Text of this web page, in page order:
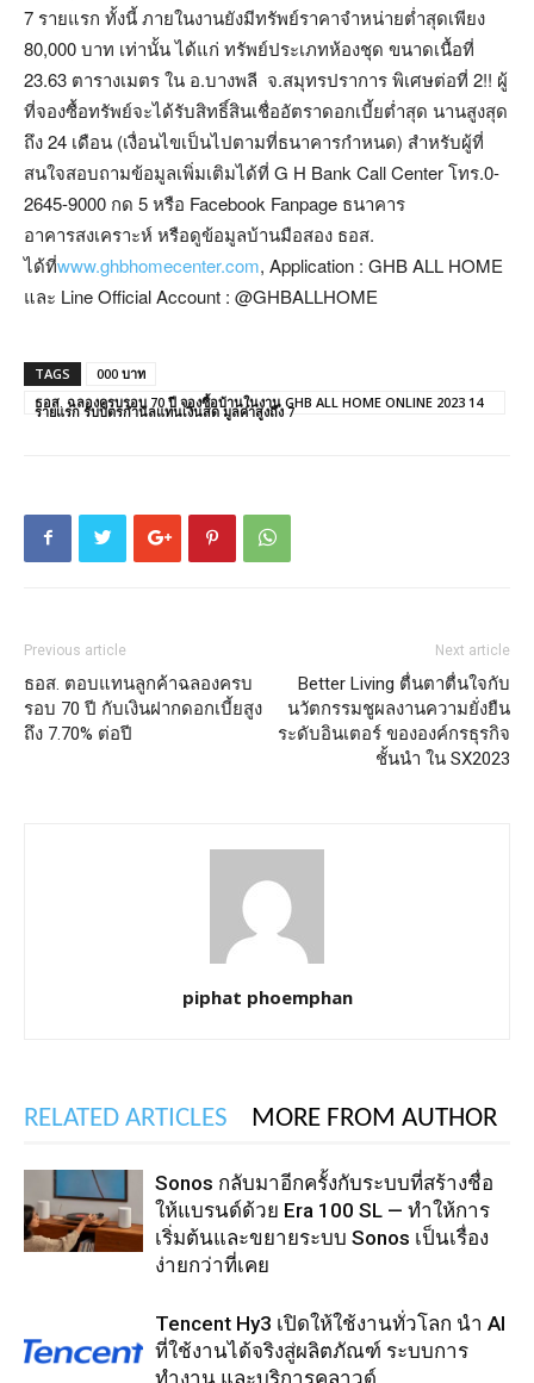
7 รายแรก ทั้งนี้ ภายในงานยังมีทรัพย์ราคาจำหน่ายต่ำสุดเพียง
80,000 บาท เท่านั้น ได้แก่ ทรัพย์ประเภทห้องชุด ขนาดเนื้อที่
23.63 ตารางเมตร ใน อ.บางพลี จ.สมุทรปราการ พิเศษต่อที่ 2!! ผู้
ที่จองซื้อทรัพย์จะได้รับสิทธิ์สินเชื่ออัตราดอกเบี้ยต่ำสุด นานสูงสุด
ถึง 24 เดือน (เงื่อนไขเป็นไปตามที่ธนาคารกำหนด) สำหรับผู้ที่
สนใจสอบถามข้อมูลเพิ่มเติมได้ที่ G H Bank Call Center โทร.0-
2645-9000 กด 5 หรือ Facebook Fanpage ธนาคาร
อาคารสงเคราะห์ หรือดูข้อมูลบ้านมือสอง ธอส.
ได้ที่www.ghbhomecenter.com, Application : GHB ALL HOME
และ Line Official Account : @GHBALLHOME
TAGS
000 บาท
ธอส. ฉลองครบรอบ 70 ปี จองซื้อบ้านในงาน GHB ALL HOME ONLINE 2023 14
รายแรก รับบัตรกำนัลแทนเงินสด มูลค่าสูงถึง 7
Previous article
ธอส. ตอบแทนลูกค้าฉลองครบ
รอบ 70 ปี กับเงินฝากดอกเบี้ยสูง
ถึง 7.70% ต่อปี
Next article
Better Living ตื่นตาตื่นใจกับ
นวัตกรรมชูผลงานความยั่งยืน
ระดับอินเตอร์ ขององค์กรธุรกิจ
ชั้นนำ ใน SX2023
piphat phoemphan
RELATED ARTICLES MORE FROM AUTHOR
Sonos กลับมาอีกครั้งกับระบบที่สร้างชื่อ
ให้แบรนด์ด้วย Era 100 SL — ทำให้การ
เริ่มต้นและขยายระบบ Sonos เป็นเรื่อง
ง่ายกว่าที่เคย
Tencent Hy3 เปิดให้ใช้งานทั่วโลก นำ AI
ที่ใช้งานได้จริงสู่ผลิตภัณฑ์ ระบบการ
ทำงาน และบริการคลาวด์